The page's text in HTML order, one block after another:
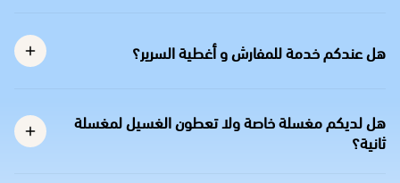
هل عندكم خدمة للمفارش و أغطية السرير؟
هل لديكم مغسلة خاصة ولا تعطون الغسيل لمغسلة
ثانية؟